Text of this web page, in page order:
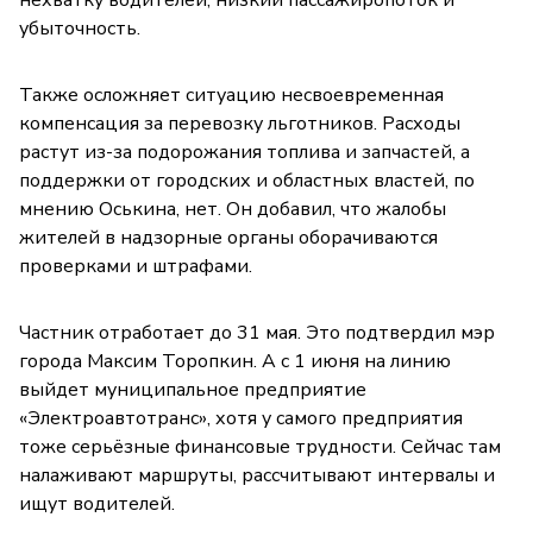
убыточность.
Также осложняет ситуацию несвоевременная
компенсация за перевозку льготников. Расходы
растут из-за подорожания топлива и запчастей, а
поддержки от городских и областных властей, по
мнению Оськина, нет. Он добавил, что жалобы
жителей в надзорные органы оборачиваются
проверками и штрафами.
Частник отработает до 31 мая. Это подтвердил мэр
города Максим Торопкин. А с 1 июня на линию
выйдет муниципальное предприятие
«Электроавтотранс», хотя у самого предприятия
тоже серьёзные финансовые трудности. Сейчас там
налаживают маршруты, рассчитывают интервалы и
ищут водителей.